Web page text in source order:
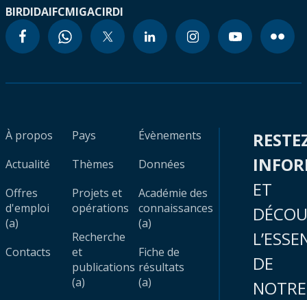
BIRDIDAIFCMIGACIRDI
À propos
Actualité
Offres
d'emploi
(a)
Contacts
Pays
Thèmes
Projets et
opérations
Recherche
et
publications
(a)
Évènements
Données
Académie des
connaissances
(a)
Fiche de
résultats
(a)
ET
DE
NOTRE